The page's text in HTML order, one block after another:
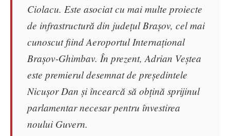
Ciolacu. Este asociat cu mai multe proiecte
de infrastructură din județul Brașov, cel mai
cunoscut fiind Aeroportul Internațional
Brașov-Ghimbav. În prezent, Adrian Veștea
este premierul desemnat de președintele
Nicușor Dan și încearcă să obțină sprijinul
parlamentar necesar pentru învestirea
noului Guvern.